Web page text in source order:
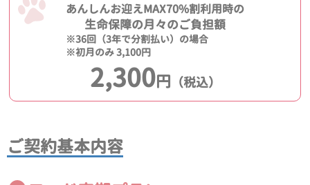
あんしんお迎えMAX70%割利用時の
生命保障の月々のご負担額
※36回（3年で分割払い）の場合
※初月のみ 3,100円
2,300円 （税込）
ご契約基本内容